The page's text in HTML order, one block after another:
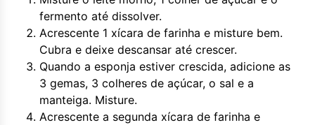
fermento até dissolver.
Acrescente 1 xícara de farinha e misture bem.
Cubra e deixe descansar até crescer.
Quando a esponja estiver crescida, adicione as
3 gemas, 3 colheres de açúcar, o sal e a
manteiga. Misture.
Acrescente a segunda xícara de farinha e